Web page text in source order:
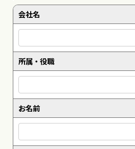
会社名
所属・役職
お名前